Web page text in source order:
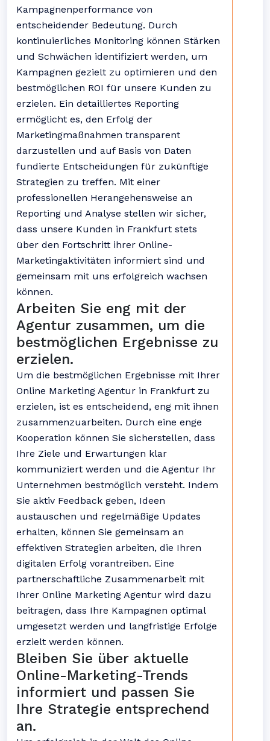
Kampagnenperformance von
entscheidender Bedeutung. Durch
kontinuierliches Monitoring können Stärken
und Schwächen identifiziert werden, um
Kampagnen gezielt zu optimieren und den
bestmöglichen ROI für unsere Kunden zu
erzielen. Ein detailliertes Reporting
ermöglicht es, den Erfolg der
Marketingmaßnahmen transparent
darzustellen und auf Basis von Daten
fundierte Entscheidungen für zukünftige
Strategien zu treffen. Mit einer
professionellen Herangehensweise an
Reporting und Analyse stellen wir sicher,
dass unsere Kunden in Frankfurt stets
über den Fortschritt ihrer Online-
Marketingaktivitäten informiert sind und
gemeinsam mit uns erfolgreich wachsen
können.
Arbeiten Sie eng mit der
Agentur zusammen, um die
bestmöglichen Ergebnisse zu
erzielen.
Um die bestmöglichen Ergebnisse mit Ihrer
Online Marketing Agentur in Frankfurt zu
erzielen, ist es entscheidend, eng mit ihnen
zusammenzuarbeiten. Durch eine enge
Kooperation können Sie sicherstellen, dass
Ihre Ziele und Erwartungen klar
kommuniziert werden und die Agentur Ihr
Unternehmen bestmöglich versteht. Indem
Sie aktiv Feedback geben, Ideen
austauschen und regelmäßige Updates
erhalten, können Sie gemeinsam an
effektiven Strategien arbeiten, die Ihren
digitalen Erfolg vorantreiben. Eine
partnerschaftliche Zusammenarbeit mit
Ihrer Online Marketing Agentur wird dazu
beitragen, dass Ihre Kampagnen optimal
umgesetzt werden und langfristige Erfolge
erzielt werden können.
Bleiben Sie über aktuelle
Online-Marketing-Trends
informiert und passen Sie
Ihre Strategie entsprechend
an.